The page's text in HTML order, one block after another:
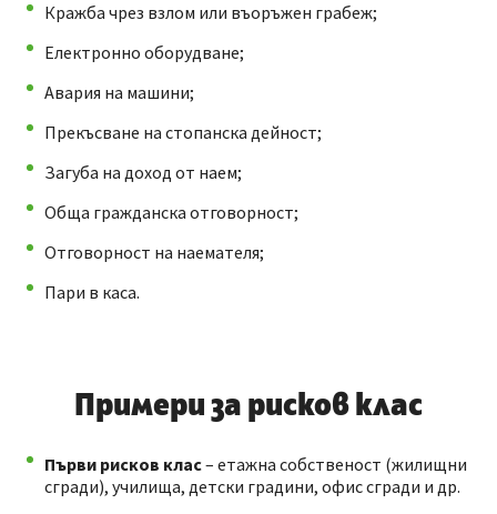
Кражба чрез взлом или въоръжен грабеж;
Електронно оборудване;
Авария на машини;
Прекъсване на стопанска дейност;
Загуба на доход от наем;
Обща гражданска отговорност;
Отговорност на наемателя;
Пари в каса.
Примери за рисков клас
Първи рисков клас– етажна собственост (жилищни
сгради), училища, детски градини, офис сгради и др.